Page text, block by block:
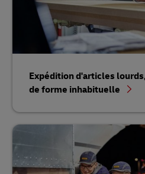
Expédition d'articles
de forme inhabituelle